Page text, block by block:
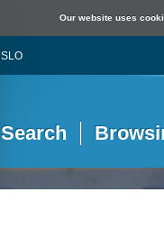
Our website uses
SLO
Search